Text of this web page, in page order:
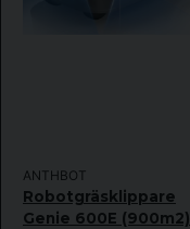
ANTHBOT
Robotgräsklippare
Genie 600E (900m2)